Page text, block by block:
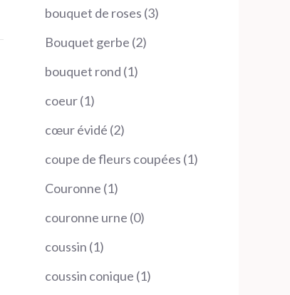
produits
bouquet de roses 33
Bouquet gerbe 22
bouquet rond 11
coeur 11
produit
cœur évidé 22
produits
coupe de fleurs coupées 11
Couronne 11
produit
couronne urne 00
coussin 11
produit
coussin conique 11